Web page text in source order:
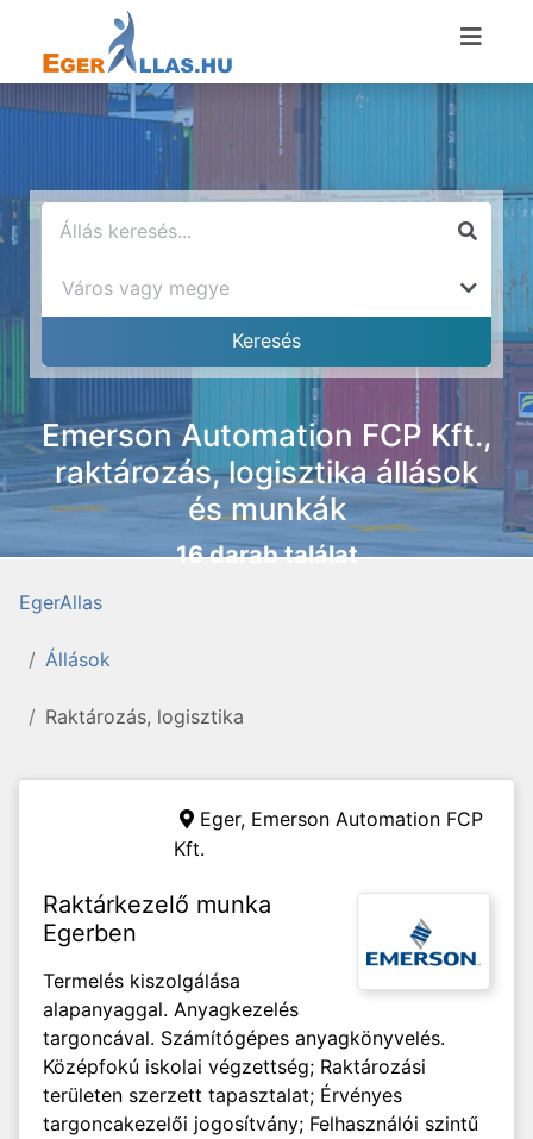
Emerson Automation FCP Kft.,
raktározás, logisztika állások
és munkák
16 darab találat
EgerAllas
Állások
Raktározás, logisztika
Eger, Emerson Automation FCP
Kft.
Raktárkezelő munka
Egerben
Termelés kiszolgálása
alapanyaggal. Anyagkezelés
targoncával. Számítógépes anyagkönyvelés.
Középfokú iskolai végzettség; Raktározási
területen szerzett tapasztalat; Érvényes
targoncakezelői jogosítvány; Felhasználói szintű